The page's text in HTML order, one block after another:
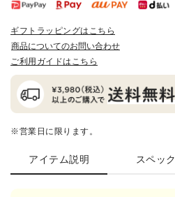
ギフトラッピングはこちら
商品についてのお問い合わせ
ご利用ガイドはこちら
※営業日に限ります。
アイテム説明 スペック